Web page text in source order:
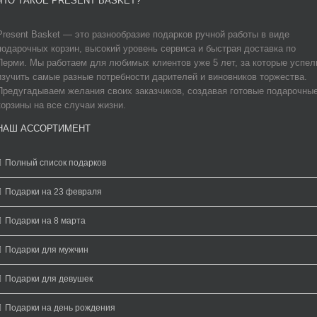
Basket — это разнообразие подарков ручной работы в виде
корзин, высокий уровень сервиса и быстрая доставка по
Мы работаем для любимых клиентов уже 5 лет, за которые
самые разные потребности дарителей и виновников торжества.
желания своих заказчиков, создавая готовые
на все случаи жизни.
АССОРТИМЕНТ
Полный список подарков
Подарки на 23 февраля
Подарки на 8 марта
Подарки для мужчин
Подарки для девушек
Подарки на день рождения